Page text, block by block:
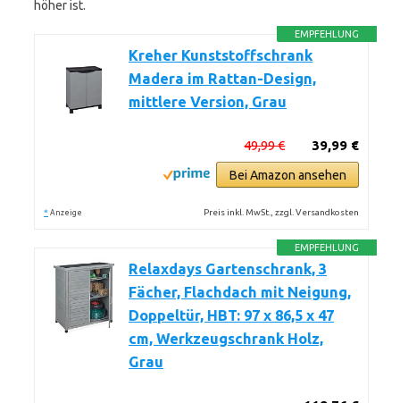
höher ist.
EMPFEHLUNG
Kreher Kunststoffschrank
Madera im Rattan-Design,
mittlere Version, Grau
39,99 €
49,99 €
Bei Amazon ansehen
* Anzeige Preis inkl. MwSt., zzgl. Versandkosten
EMPFEHLUNG
Relaxdays Gartenschrank, 3
Fächer, Flachdach mit Neigung,
Doppeltür, HBT: 97 x 86,5 x 47
cm, Werkzeugschrank Holz,
Grau